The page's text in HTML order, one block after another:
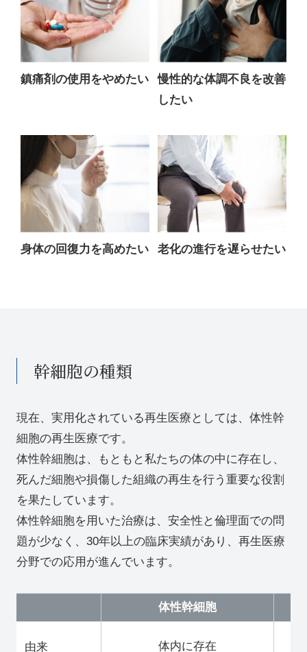
鎮痛剤の使用をやめたい​
慢性的な体調不良を改善
したい
身体の回復力を高めたい 老化の進行を遅らせたい
幹細胞の種類
現在、実用化されている再生医療としては、体性幹
細胞の再生医療です。
体性幹細胞は、もともと私たちの体の中に存在し、
死んだ細胞や損傷した組織の再生を行う重要な役割
を果たしています。
体性幹細胞を用いた治療は、安全性と倫理面での問
題が少なく、30年以上の臨床実績があり、再生医療
分野での応用が進んでいます。
体性幹細胞
由来 体内に存在